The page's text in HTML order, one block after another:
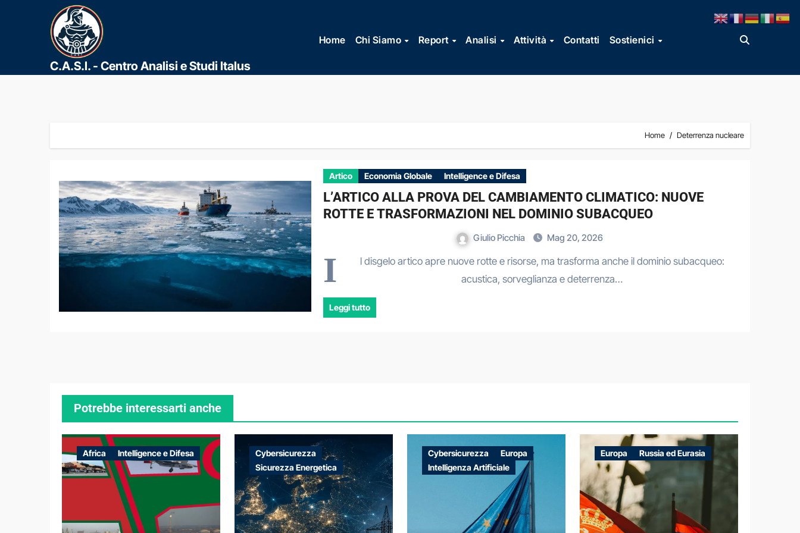
contenuto
C.A.S.I. - Centro Analisi e Studi Italus
Home Chi Siamo Report Analisi Attività Contatti Sostienici
Home Deterrenza nucleare
Artico Economia Globale Intelligence e Difesa
L’ARTICO ALLA PROVA DEL CAMBIAMENTO CLIMATICO: NUOVE
ROTTE E TRASFORMAZIONI NEL DOMINIO SUBACQUEO
Giulio Picchia Mag 20, 2026
I
l disgelo artico apre nuove rotte e risorse, ma trasforma anche il dominio subacqueo:
acustica, sorveglianza e deterrenza…
Leggi tutto
Potrebbe interessarti anche
Africa Intelligence e Difesa
Cybersicurezza
Sicurezza Energetica
Cybersicurezza
Europa
Intelligenza Artificiale
Europa Russia ed Eurasia